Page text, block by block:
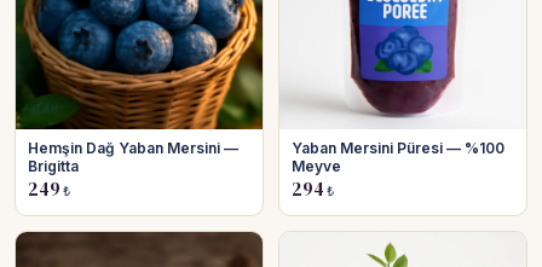
Hemşin Dağ Yaban Mersini —
Brigitta
249 ₺
Yaban Mersini Püresi — %100
Meyve
294 ₺